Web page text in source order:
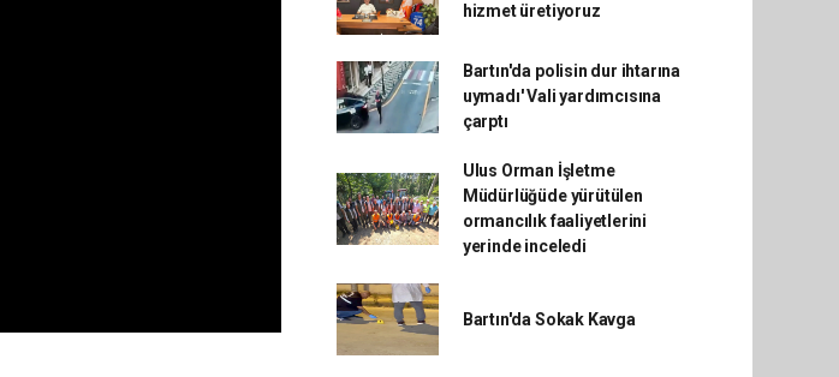
hizmet üretiyoruz
Bartın'da polisin dur ihtarına
uymadı' Vali yardımcısına
çarptı
Ulus Orman İşletme
Müdürlüğüde yürütülen
ormancılık faaliyetlerini
yerinde inceledi
Bartın'da Sokak Kavga